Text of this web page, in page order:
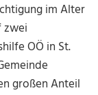
im Alter
zwei
OÖ in St.
großen Anteil